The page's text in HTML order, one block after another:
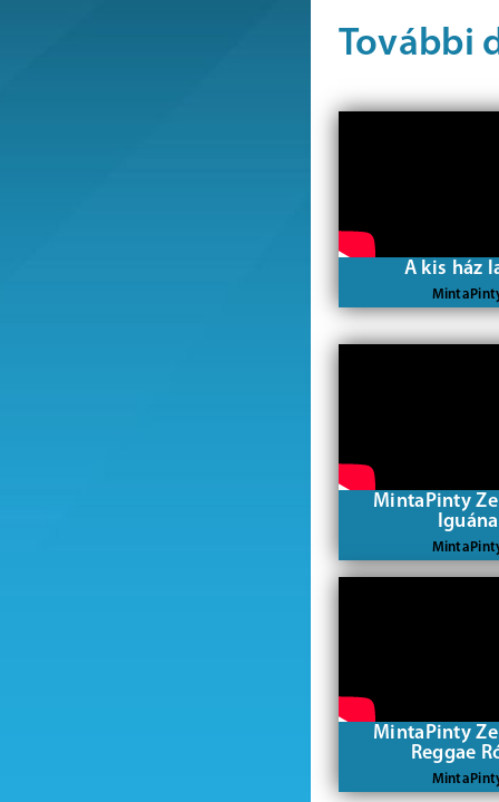
További
A kis ház
MintaPinty
Iguána
MintaPinty
Reggae